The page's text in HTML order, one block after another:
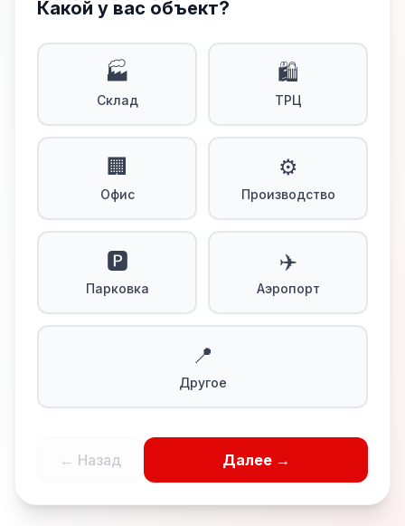
Какой у вас объект?
🏭
Склад
🛍️
ТРЦ
🏢
Офис
⚙️
Производство
🅿️
Парковка
✈️
Аэропорт
📍
Другое
← Назад Далее →